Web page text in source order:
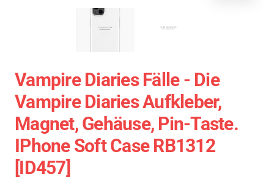
Vampire Diaries Fälle - Die
Vampire Diaries Aufkleber,
Magnet, Gehäuse, Pin-Taste.
IPhone Soft Case RB1312
[ID457]